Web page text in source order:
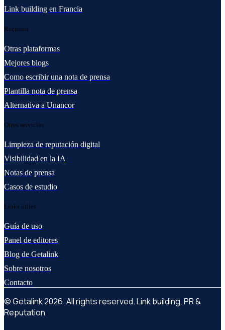
Link building en Francia
Recursos
Otras plataformas
Mejores blogs
Como escribir una nota de prensa
Plantilla nota de prensa
Alternativa a Unancor
Otros servicios
Limpieza de reputación digital
Visibilidad en la IA
Notas de prensa
Casos de estudio
Links útiles
Guía de uso
Panel de editores
Blog de Getalink
Sobre nosotros
Contacto
© Getalink 2026. All rights reserved. Link building, PR &
Reputation